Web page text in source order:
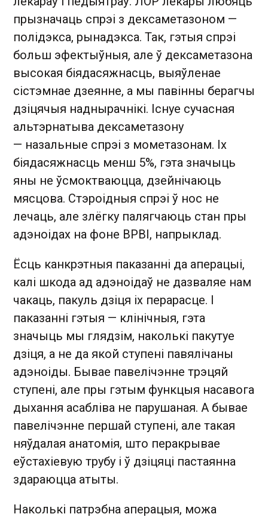
прызначаць спрэі з дексаметазоном —
полідэкса, рынадэкса. Так, гэтыя спрэі
больш эфектыўныя, але ў дексаметазона
высокая біядасяжнасць, выяўленае
сістэмнае дзеянне, а мы павінны берагчы
дзіцячыя наднырачнікі. Існуе сучасная
альтэрнатыва дексаметазону
— назальные спрэі з мометазонам. Іх
біядасяжнасць менш 5%, гэта значыць
яны не ўсмоктваюцца, дзейнічаюць
мясцова. Стэроідныя спрэі ў нос не
лечаць, але злёгку палягчаюць стан пры
адэноідах на фоне ВРВІ, напрыклад.
Ёсць канкрэтныя паказанні да аперацыі,
калі шкода ад адэноідаў не дазваляе нам
чакаць, пакуль дзіця іх перарасце. І
паказанні гэтыя — клінічныя, гэта
значыць мы глядзім, наколькі пакутуе
дзіця, а не да якой ступені павялічаны
адэноіды. Бывае павелічэнне трэцяй
ступені, але пры гэтым функцыя насавога
дыхання асабліва не парушаная. А бывае
павелічэнне першай ступені, але такая
няўдалая анатомія, што перакрывае
еўстахіевую трубу і ў дзіцяці пастаянна
здараюцца атыты.
Наколькі патрэбна аперацыя, можа